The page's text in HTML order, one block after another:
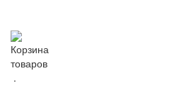
Корзина
товаров
.